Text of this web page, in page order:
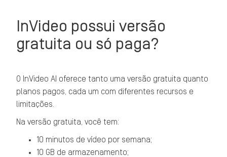
InVideo possui versão
gratuita ou só paga?
O InVideo AI oferece tanto uma versão gratuita quanto
planos pagos, cada um com diferentes recursos e
limitações.
Na versão gratuita, você tem:
10 minutos de vídeo por semana;
10 GB de armazenamento;